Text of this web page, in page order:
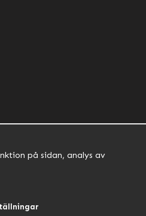
på sidan, analys av